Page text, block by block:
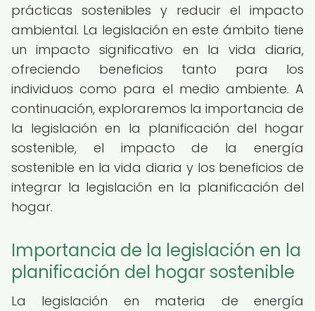
prácticas sostenibles y reducir el impacto
ambiental. La legislación en este ámbito tiene
un impacto significativo en la vida diaria,
ofreciendo beneficios tanto para los
individuos como para el medio ambiente. A
continuación, exploraremos la importancia de
la legislación en la planificación del hogar
sostenible, el impacto de la energía
sostenible en la vida diaria y los beneficios de
integrar la legislación en la planificación del
hogar.
Importancia de la legislación en la
planificación del hogar sostenible
La legislación en materia de energía